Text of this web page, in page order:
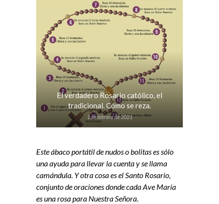
El verdadero Rosario católico, el
tradicional. Cómo se reza.
1 de febrero de 2021
Este ábaco portátil de nudos o bolitas es sólo
una ayuda para llevar la cuenta y se llama
camándula. Y otra cosa es el Santo Rosario,
conjunto de oraciones donde cada Ave María
es una rosa para Nuestra Señora.